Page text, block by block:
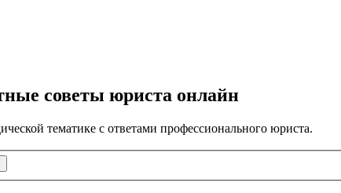
советы юриста онлайн
тематике с ответами профессионального юриста.